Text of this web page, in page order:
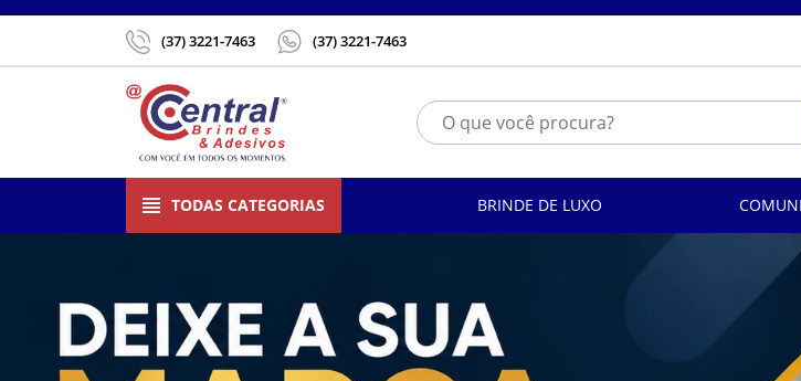
(37) 3221-7463 (37) 3221-7463
TODAS CATEGORIAS BRINDE DE LUXO